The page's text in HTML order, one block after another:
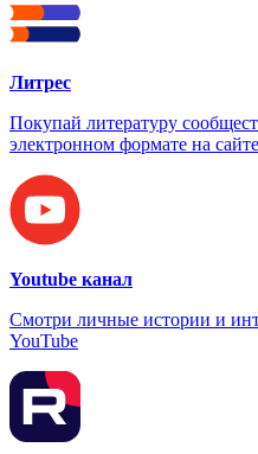
Литрес
Покупай литературу
электронном формате на сайте
Youtube канал
Смотри личные истории и
YouTube